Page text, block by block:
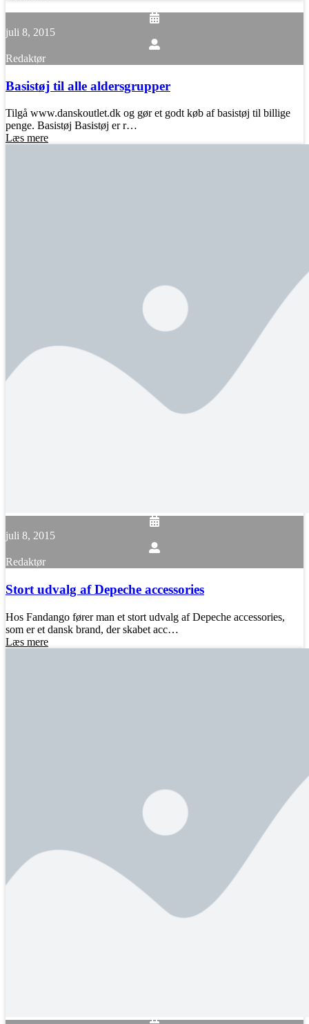
juli 8, 2015
Redaktør
Basistøj til alle aldersgrupper
Tilgå www.danskoutlet.dk og gør et godt køb af basistøj til billige
penge. Basistøj Basistøj er r…
Læs mere
juli 8, 2015
Redaktør
Stort udvalg af Depeche accessories
Hos Fandango fører man et stort udvalg af Depeche accessories,
som er et dansk brand, der skabet acc…
Læs mere